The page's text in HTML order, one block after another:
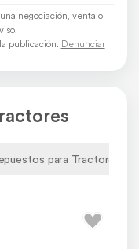
negociación, venta o
publicación. Denunciar
para Tractores